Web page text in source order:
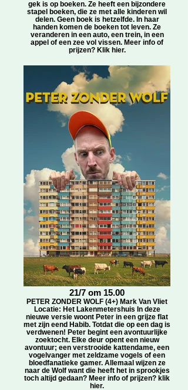
gek is op boeken. Ze heeft een bijzondere
stapel boeken, die ze met alle kinderen wil
delen. Geen boek is hetzelfde. In haar
handen komen de boeken tot leven. Ze
veranderen in een auto, een trein, in een
appel of een zee vol vissen. Meer info of
prijzen? Klik hier.
21/7 om 15.00
PETER ZONDER WOLF (4+) Mark Van Vliet
Locatie: Het Lakenmetershuis In deze
nieuwe versie woont Peter in een grijze flat
met zijn eend Habib. Totdat die op een dag is
verdwenen! Peter begint een avontuurlijke
zoektocht. Elke deur opent een nieuw
avontuur; een verstrooide kattendame, een
vogelvanger met zeldzame vogels of een
bloedfanatieke gamer. Allemaal wijzen ze
naar de Wolf want die heeft het in sprookjes
toch altijd gedaan? Meer info of prijzen? klik
hier.